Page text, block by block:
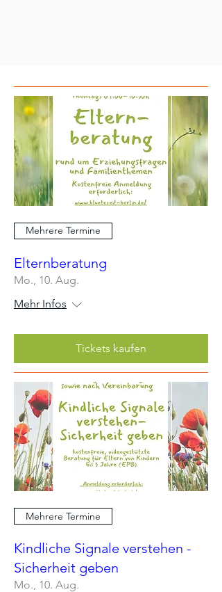
Mehrere Termine
Elternberatung
Mo., 10. Aug.
Mehr Infos
Tickets kaufen
Mehrere Termine
Kindliche Signale verstehen -
Sicherheit geben
Mo., 10. Aug.